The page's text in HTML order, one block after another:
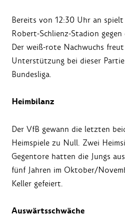
Bereits von 12:30 Uhr an
Robert-Schlienz-Stadion gegen
Der weiß-rote Nachwuchs
Unterstützung bei dieser
Bundesliga.
Heimbilanz
Der VfB gewann die letzten
Heimspiele zu Null. Zwei
Gegentore hatten die Jungs
fünf Jahren im Oktober/
Keller gefeiert.
Auswärtsschwäche